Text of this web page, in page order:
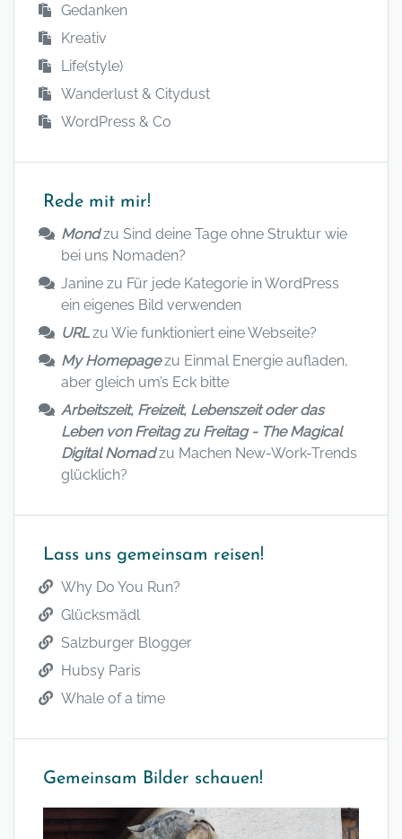
Gedanken
Kreativ
Life(style)
Wanderlust & Citydust
WordPress & Co
Rede mit mir!
Mondzu Sind deine Tage ohne Struktur wie
bei uns Nomaden?
Janine zu Für jede Kategorie in WordPress
ein eigenes Bild verwenden
URLzu Wie funktioniert eine Webseite?
My Homepagezu Einmal Energie aufladen,
aber gleich um’s Eck bitte
Arbeitszeit, Freizeit, Lebenszeit oder das
Leben von Freitag zu Freitag - The Magical
Digital Nomadzu Machen New-Work-Trends
glücklich?
Lass uns gemeinsam reisen!
Why Do You Run?
Glücksmädl
Salzburger Blogger
Hubsy Paris
Whale of a time
Gemeinsam Bilder schauen!